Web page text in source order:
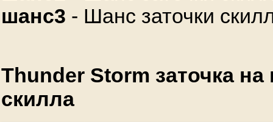
шанс3 - Шанс заточки
Thunder Storm заточка
скилла